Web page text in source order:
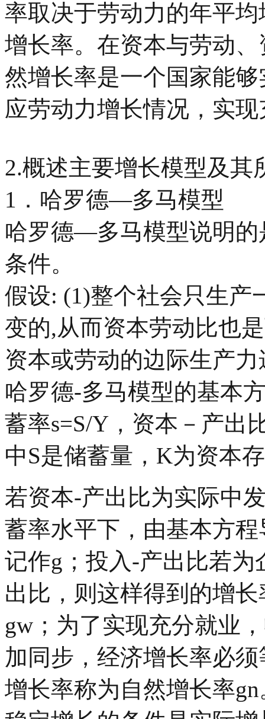
率取决于劳动力的年平
增长率。在资本与劳动
然增长率是一个国家能
应劳动力增长情况，实
2.概述主要增长模型及其
1．哈罗德—多马模型
哈罗德—多马模型说明的
条件。
假设: (1)整个社会只生产
变的,从而资本劳动比也
资本或劳动的边际生产
哈罗德-多马模型的基本
蓄率s=S/Y ，资本－产出
中S是储蓄量， K为资本
若资本-产出比为实际中
蓄率水平下，由基本方
记作g ；投入-产出比若
出比，则这样得到的增
gw ；为了实现充分就业
加同步，经济增长率必
增长率称为自然增长率gn